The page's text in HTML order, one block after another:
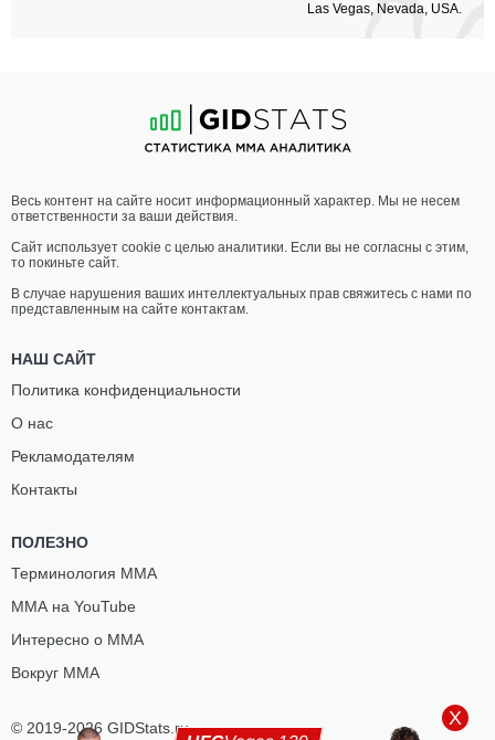
Las Vegas, Nevada, USA.
© 2019-2026 GIDStats.ru
Весь контент на сайте носит информационный характер. Мы не несем
ответственности за ваши действия.
Сайт использует cookie с целью аналитики. Если вы не согласны с этим,
то покиньте сайт.
В случае нарушения ваших интеллектуальных прав свяжитесь с нами по
представленным на сайте контактам.
НАШ САЙТ
Политика конфиденциальности
О нас
Рекламодателям
Контакты
ПОЛЕЗНО
Терминология ММА
ММА на YouTube
Интересно о ММА
Вокруг ММА
X